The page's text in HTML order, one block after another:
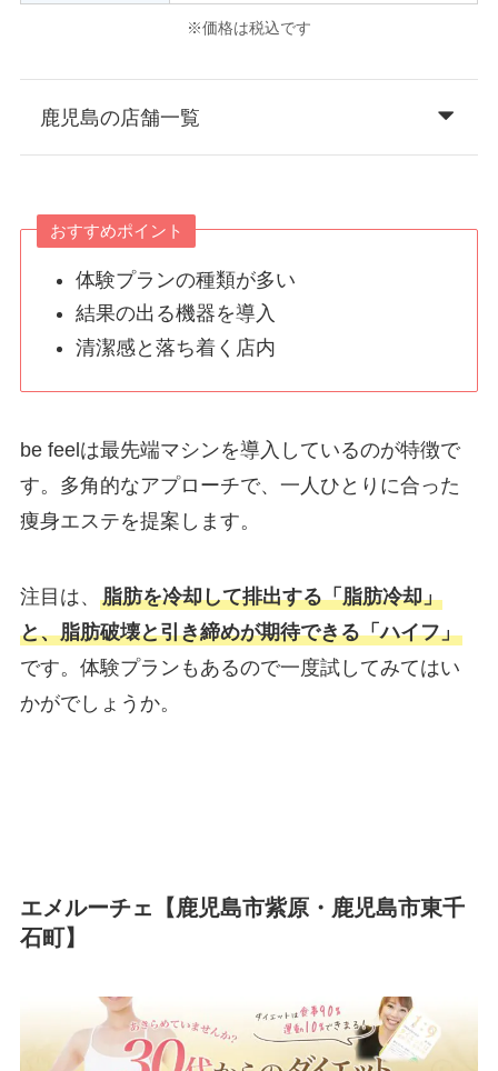
※価格は税込です
鹿児島の店舗一覧
おすすめポイント
体験プランの種類が多い
結果の出る機器を導入
清潔感と落ち着く店内
be feelは最先端マシンを導入しているのが特徴で
す。多角的なアプローチで、一人ひとりに合った
痩身エステを提案します。
注目は、 脂肪を冷却して排出する「脂肪冷却」
と、脂肪破壊と引き締めが期待できる「ハイフ」
です。体験プランもあるので一度試してみてはい
かがでしょうか。
エメルーチェ【鹿児島市紫原・鹿児島市東千
石町】